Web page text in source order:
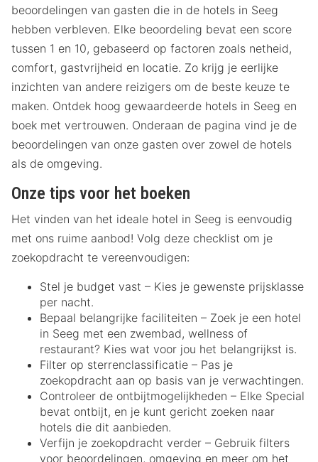
beoordelingen van gasten die in de hotels in Seeg
hebben verbleven. Elke beoordeling bevat een score
tussen 1 en 10, gebaseerd op factoren zoals netheid,
comfort, gastvrijheid en locatie. Zo krijg je eerlijke
inzichten van andere reizigers om de beste keuze te
maken. Ontdek hoog gewaardeerde hotels in Seeg en
boek met vertrouwen. Onderaan de pagina vind je de
beoordelingen van onze gasten over zowel de hotels
als de omgeving.
Onze tips voor het boeken
Het vinden van het ideale hotel in Seeg is eenvoudig
met ons ruime aanbod! Volg deze checklist om je
zoekopdracht te vereenvoudigen:
Stel je budget vast – Kies je gewenste prijsklasse
per nacht.
Bepaal belangrijke faciliteiten – Zoek je een hotel
in Seeg met een zwembad, wellness of
restaurant? Kies wat voor jou het belangrijkst is.
Filter op sterrenclassificatie – Pas je
zoekopdracht aan op basis van je verwachtingen.
Controleer de ontbijtmogelijkheden – Elke Special
bevat ontbijt, en je kunt gericht zoeken naar
hotels die dit aanbieden.
Verfijn je zoekopdracht verder – Gebruik filters
voor beoordelingen, omgeving en meer om het